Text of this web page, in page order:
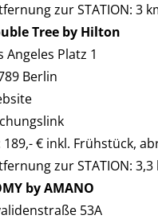
zur STATION: 3
Tree by Hilton
Angeles Platz 1
Berlin
189,- € inkl. Frühstück,
zur STATION: 3,3
by AMANO
53A